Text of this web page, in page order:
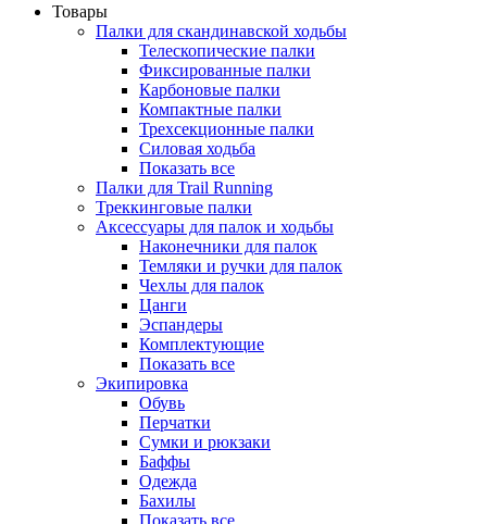
Товары
Палки для скандинавской ходьбы
Телескопические палки
Фиксированные палки
Карбоновые палки
Компактные палки
Трехсекционные палки
Силовая ходьба
Показать все
Палки для Trail Running
Треккинговые палки
Аксессуары для палок и ходьбы
Наконечники для палок
Темляки и ручки для палок
Чехлы для палок
Цанги
Эспандеры
Комплектующие
Показать все
Экипировка
Обувь
Перчатки
Сумки и рюкзаки
Баффы
Одежда
Бахилы
Показать все